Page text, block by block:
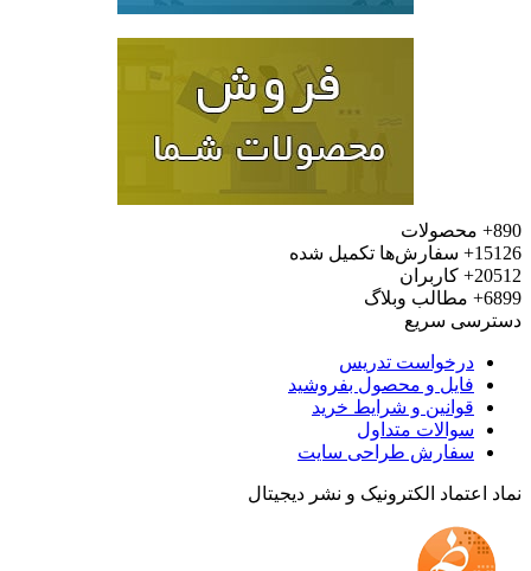
محصولات
سفارش‌ها تکمیل شده
کاربران
مطالب وبلاگ
سریع
درخواست تدریس
فایل و محصول بفروشید
قوانین و شرایط خرید
سوالات متداول
سفارش طراحی سایت
اعتماد الکترونیک و نشر دیجیتال